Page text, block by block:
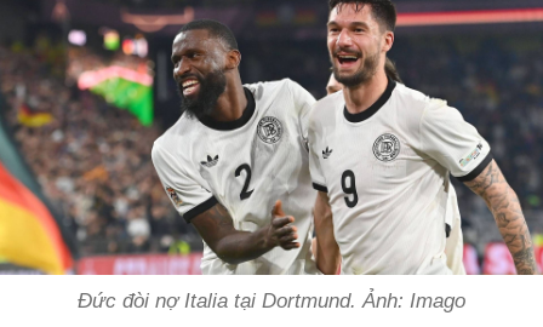
Đức đòi nợ Italia tại Dortmund. Ảnh: Imago